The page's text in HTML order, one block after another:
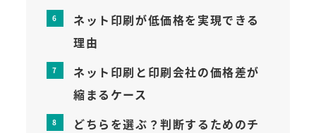
ネット印刷が低価格を実現できる
理由
ネット印刷と印刷会社の価格差が
縮まるケース
どちらを選ぶ？判断するためのチ